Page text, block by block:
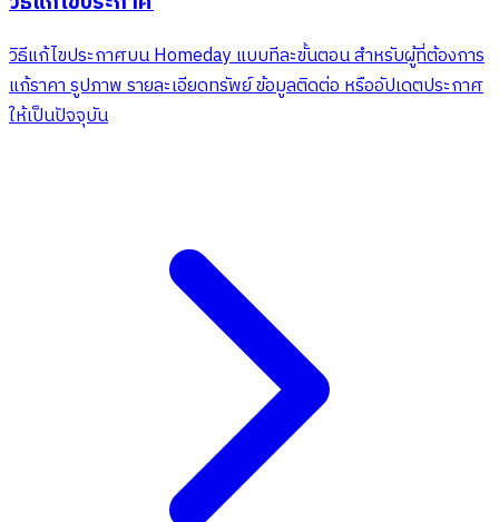
วิธีแก้ไขประกาศบน Homeday แบบทีละขั้นตอน สำหรับผู้ที่ต้องการ
แก้ราคา รูปภาพ รายละเอียดทรัพย์ ข้อมูลติดต่อ หรืออัปเดตประกาศ
ให้เป็นปัจจุบัน